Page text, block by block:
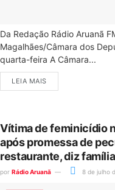
Da Redação Rádio Aruanã
Magalhães/Câmara dos
quarta-feira A Câmara...
LEIA MAIS
Vítima de feminicídio
após promessa de
restaurante, diz família
por Rádio Aruanã 8 de julho